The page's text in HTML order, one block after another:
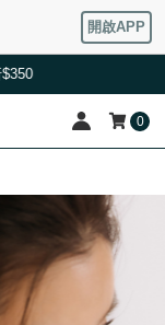
開啟APP
0